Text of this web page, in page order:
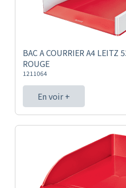
BAC A COURRIER A4 LEITZ
ROUGE
1211064
En voir +